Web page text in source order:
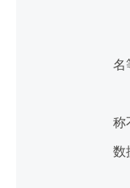
名
称
数